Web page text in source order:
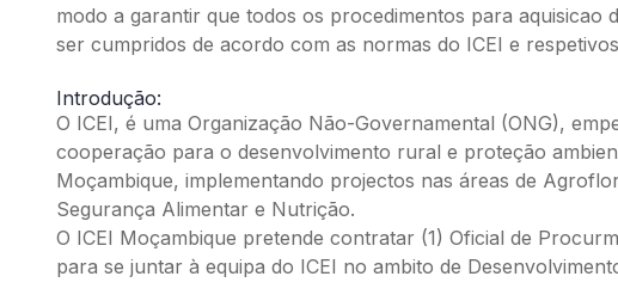
modo a garantir que todos os procedimentos para aquisicao
ser cumpridos de acordo com as normas do ICEI e
Introdução:
O ICEI, é uma Organização Não-Governamental (ONG),
cooperação para o desenvolvimento rural e proteção
Moçambique, implementando projectos nas áreas de
Segurança Alimentar e Nutrição.
O ICEI Moçambique pretende contratar (1) Oficial de
para se juntar à equipa do ICEI no ambito de